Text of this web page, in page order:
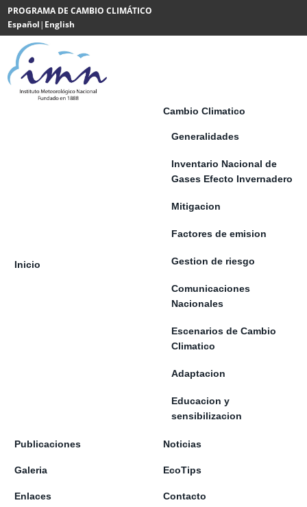
Saltar al contenido
PROGRAMA DE CAMBIO CLIMÁTICO
Español| English
Powered
by
Translate
Inicio
Cambio Climatico
Generalidades
Inventario Nacional de
Gases Efecto Invernadero
Mitigacion
Factores de emision
Gestion de riesgo
Comunicaciones
Nacionales
Escenarios de Cambio
Climatico
Adaptacion
Educacion y
sensibilizacion
Publicaciones Noticias
Galeria EcoTips
Enlaces Contacto